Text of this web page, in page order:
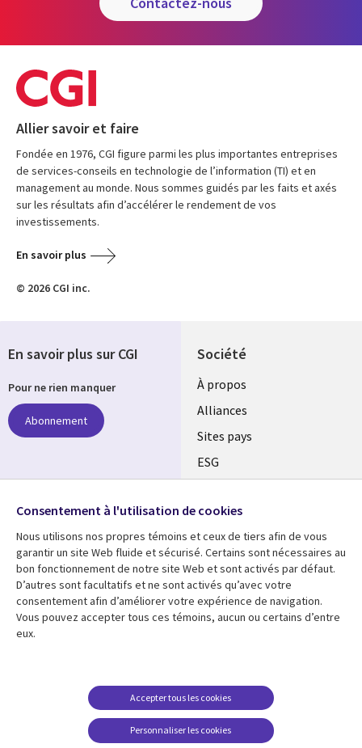
Allier savoir et faire
Fondée en 1976, CGI figure parmi les plus importantes entreprises
de services-conseils en technologie de l’information (TI) et en
management au monde. Nous sommes guidés par les faits et axés
sur les résultats afin d’accélérer le rendement de vos
investissements.
En savoir plus
© 2026 CGI inc.
Société
À propos
Alliances
Sites pays
ESG
Fusions
Salle de presse
Ressources
Articles
Études de cas
Baladodiffusions
Support
Restrictions et
conditions juridiques
Carrières FAQ
En savoir plus sur CGI
Pour ne rien manquer
Abonnement
Suivez-nous
Social
Media
Global
FR
Consentement à l'utilisation de cookies
Nous utilisons nos propres témoins et ceux de tiers afin de vous
garantir un site Web fluide et sécurisé. Certains sont nécessaires au
bon fonctionnement de notre site Web et sont activés par défaut.
D’autres sont facultatifs et ne sont activés qu’avec votre
consentement afin d’améliorer votre expérience de navigation.
Vous pouvez accepter tous ces témoins, aucun ou certains d’entre
eux.
Personnaliser les cookies
Accepter tous les cookies